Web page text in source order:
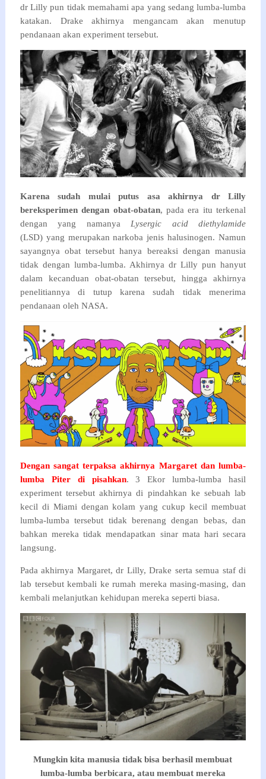
dr Lilly pun tidak memahami apa yang sedang lumba-lumba
katakan. Drake akhirnya mengancam akan menutup
pendanaan akan experiment tersebut.
Karena sudah mulai putus asa akhirnya dr Lilly
bereksperimen dengan obat-obatan, pada era itu terkenal
dengan yang namanya Lysergic acid diethylamide
(LSD) yang merupakan narkoba jenis halusinogen. Namun
sayangnya obat tersebut hanya bereaksi dengan manusia
tidak dengan lumba-lumba. Akhirnya dr Lilly pun hanyut
dalam kecanduan obat-obatan tersebut, hingga akhirnya
penelitiannya di tutup karena sudah tidak menerima
pendanaan oleh NASA.
Dengan sangat terpaksa akhirnya Margaret dan lumba-
lumba Piter di pisahkan. 3 Ekor lumba-lumba hasil
experiment tersebut akhirnya di pindahkan ke sebuah lab
kecil di Miami dengan kolam yang cukup kecil membuat
lumba-lumba tersebut tidak berenang dengan bebas, dan
bahkan mereka tidak mendapatkan sinar mata hari secara
langsung.
Pada akhirnya Margaret, dr Lilly, Drake serta semua staf di
lab tersebut kembali ke rumah mereka masing-masing, dan
kembali melanjutkan kehidupan mereka seperti biasa.
Mungkin kita manusia tidak bisa berhasil membuat
lumba-lumba berbicara, atau membuat mereka